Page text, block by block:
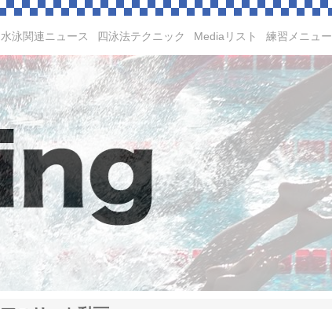
水泳関連ニュース 四泳法テクニック Mediaリスト 練習メニュー